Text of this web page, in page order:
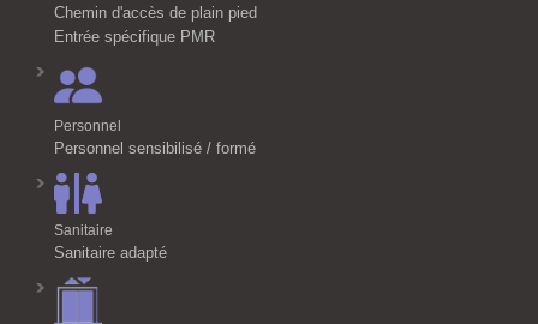
Chemin d'accès de plain pied
Entrée spécifique PMR
Personnel
Personnel sensibilisé / formé
Sanitaire
Sanitaire adapté